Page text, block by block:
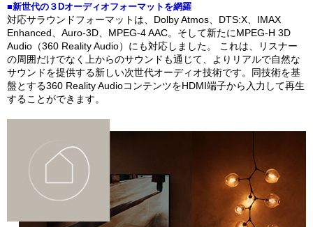
■新世代の３Dオーディオフォーマットを網羅
対応サラウンドフォーマットは、Dolby Atmos、DTS:X、IMAX
Enhanced、Auro-3D、MPEG-4 AAC。そして新たにMPEG-H 3D
Audio（360 Reality Audio）にも対応しました。 これは、リスナー
の周囲だけでなく上からのサウンドも通じて、よりリアルで自然な
サウンドを提供する新しい次世代オーディオ技術です。同技術を基
盤とする360 Reality AudioコンテンツをHDMI端子から入力して再生
することができます。